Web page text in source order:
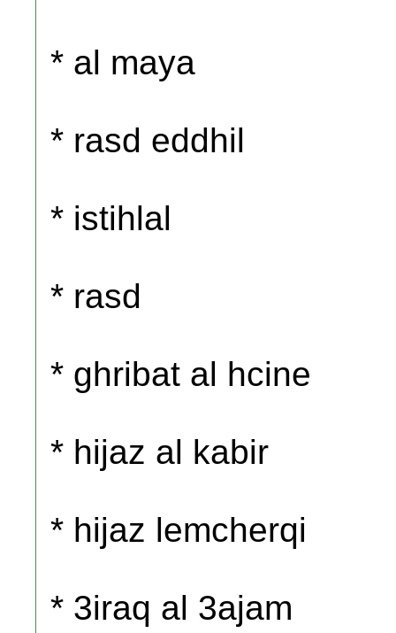
* al maya
* rasd eddhil
* istihlal
* rasd
* ghribat al hcine
* hijaz al kabir
* hijaz lemcherqi
* 3iraq al 3ajam